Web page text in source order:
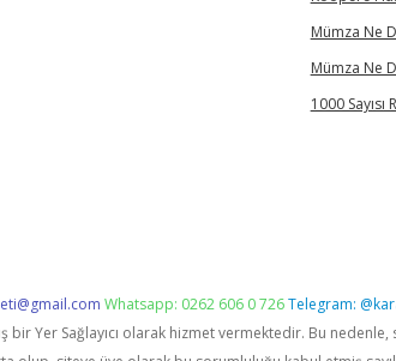
Mümza Ne
Mümza Ne
1000 Sayısı
Whatsapp: 0262 606 0 726Telegram:
bir Yer Sağlayıcı olarak hizmet vermektedir. Bu